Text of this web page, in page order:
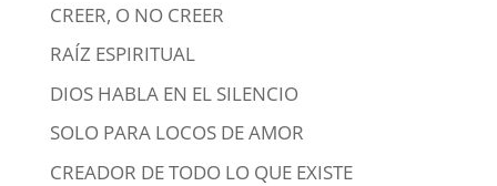
CREER, O NO CREER
RAÍZ ESPIRITUAL
DIOS HABLA EN EL SILENCIO
SOLO PARA LOCOS DE AMOR
CREADOR DE TODO LO QUE EXISTE